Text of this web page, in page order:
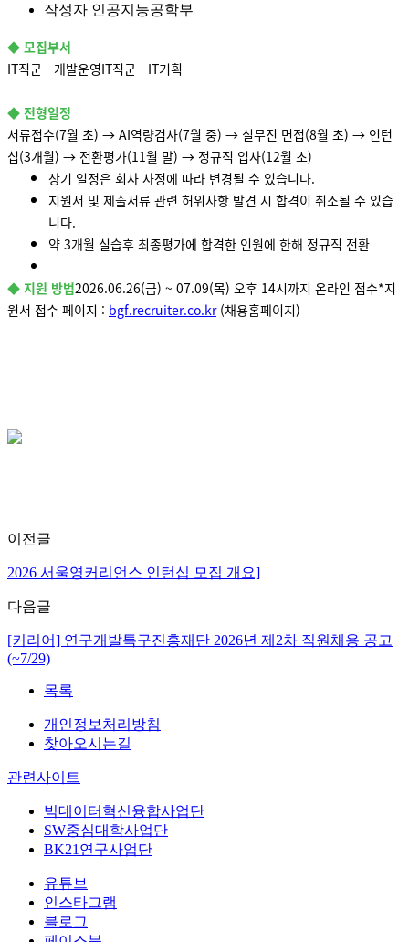
작성자 인공지능공학부
◆ 모집부서
IT직군 - 개발운영IT직군 - IT기획
◆ 전형일정
서류접수(7월 초) → AI역량검사(7월 중) → 실무진 면접(8월 초) → 인턴
십(3개월) → 전환평가(11월 말) → 정규직 입사(12월 초)
상기 일정은 회사 사정에 따라 변경될 수 있습니다.
지원서 및 제출서류 관련 허위사항 발견 시 합격이 취소될 수 있습
니다.
약 3개월 실습후 최종평가에 합격한 인원에 한해 정규직 전환
◆ 지원 방법2026.06.26(금) ~ 07.09(목) 오후 14시까지 온라인 접수*지
원서 접수 페이지 : bgf.recruiter.co.kr (채용홈페이지)
이전글
2026 서울영커리언스 인턴십 모집 개요]
다음글
[커리어] 연구개발특구진흥재단 2026년 제2차 직원채용 공고
(~7/29)
목록
개인정보처리방침
찾아오시는길
관련사이트
빅데이터혁신융합사업단
SW중심대학사업단
BK21연구사업단
유튜브
인스타그램
블로그